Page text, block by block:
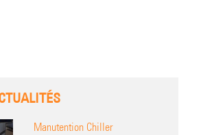
Manutention Chiller